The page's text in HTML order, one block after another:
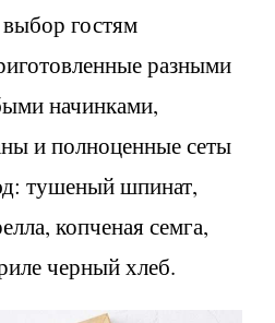
гостям
разными
начинками,
и полноценные сеты
тушеный шпинат,
копченая семга,
черный хлеб.